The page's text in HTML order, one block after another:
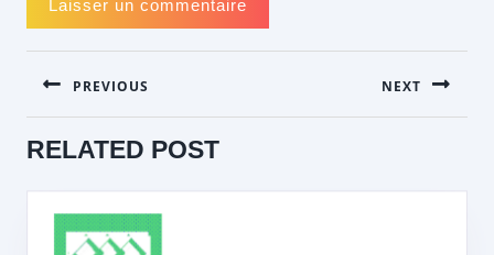
NAVIGATION
DE
L’ARTICLE
PREVIOUS
post:
NEXT
RELATED POST